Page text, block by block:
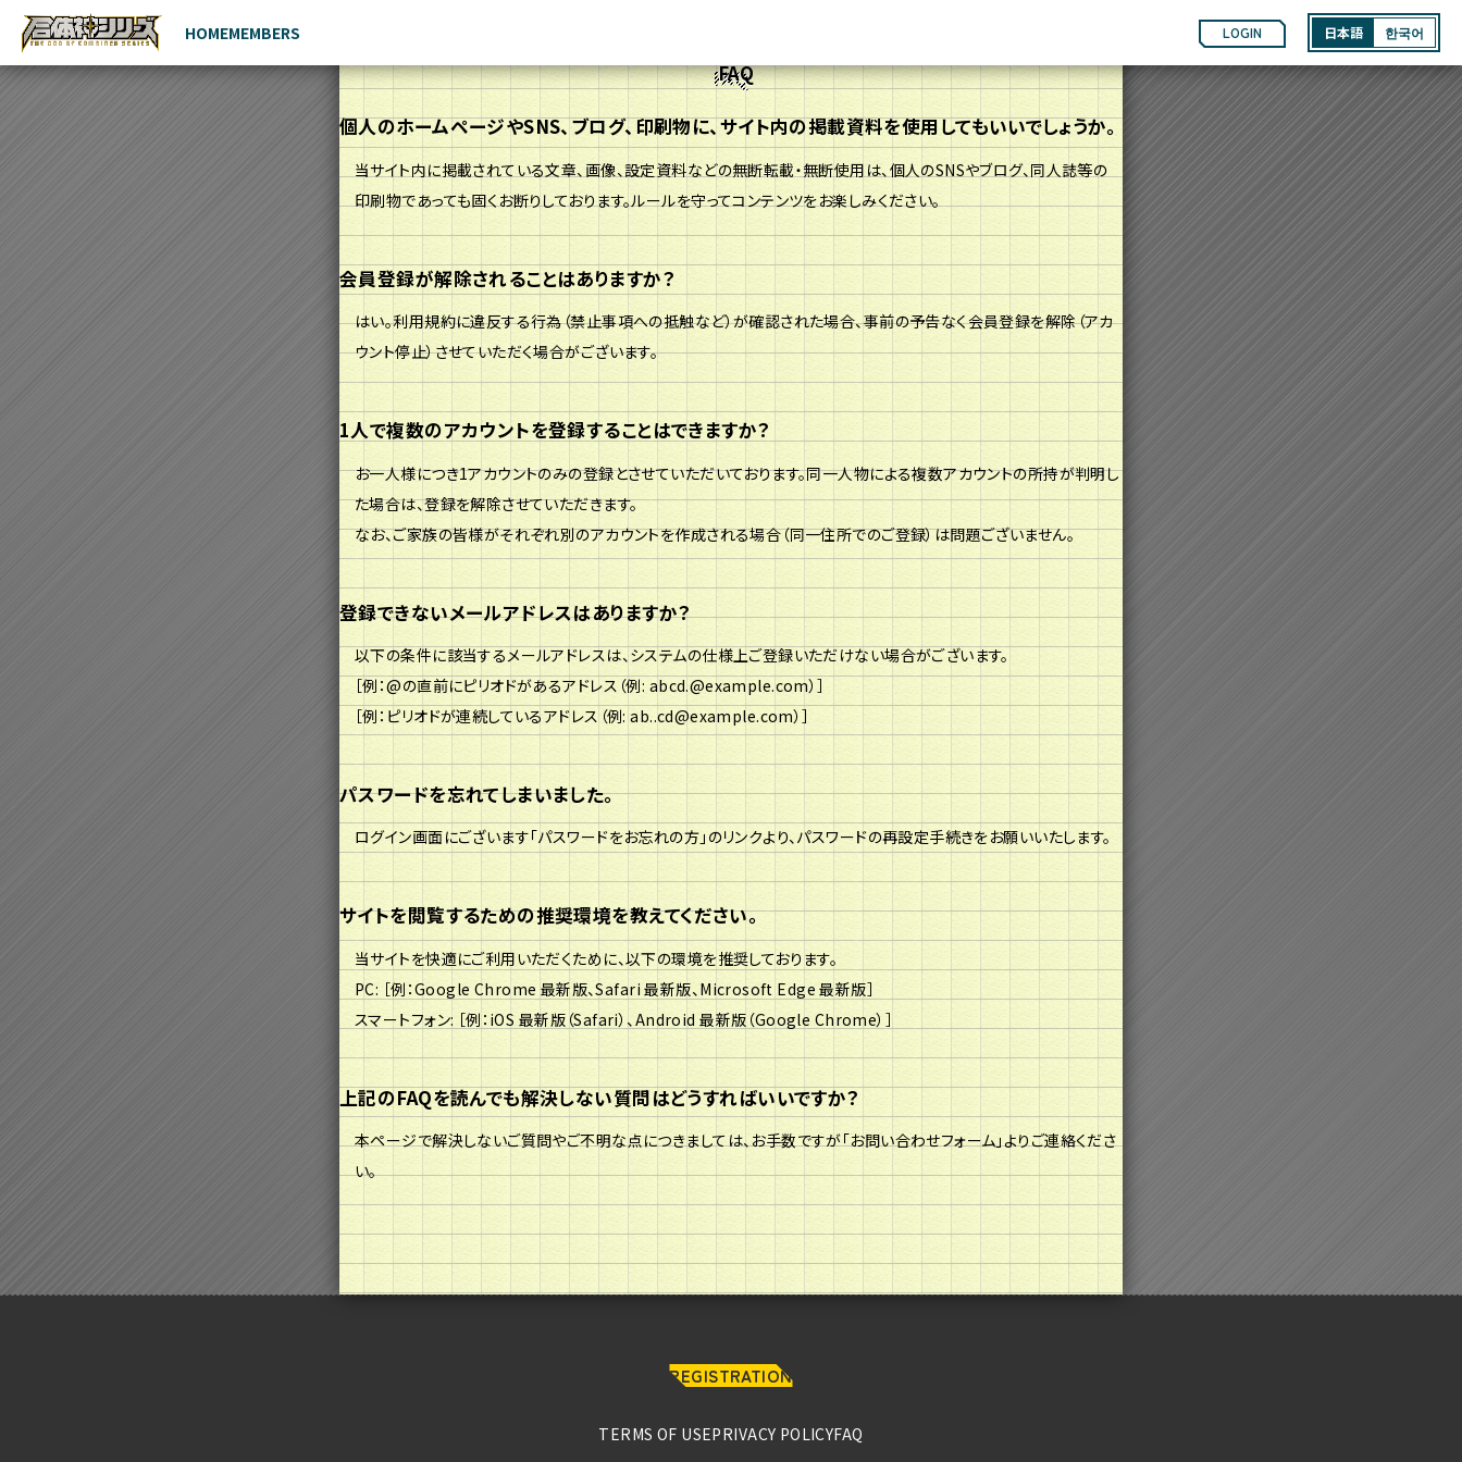
HOMEMEMBERS LOGIN 日本語 한국어
HOME
MEMBERS
FAQ
個人のホームページやSNS、ブログ、印刷物に、サイト内の掲載資料を使用してもいいでしょうか。
当サイト内に掲載されている文章、画像、設定資料などの無断転載・無断使用は、個人のSNSやブログ、同人誌等の
印刷物であっても固くお断りしております。ルールを守ってコンテンツをお楽しみください。
会員登録が解除されることはありますか？
はい。利用規約に違反する行為（禁止事項への抵触など）が確認された場合、事前の予告なく会員登録を解除（アカ
ウント停止）させていただく場合がございます。
1人で複数のアカウントを登録することはできますか？
お一人様につき1アカウントのみの登録とさせていただいております。同一人物による複数アカウントの所持が判明し
た場合は、登録を解除させていただきます。
なお、ご家族の皆様がそれぞれ別のアカウントを作成される場合（同一住所でのご登録）は問題ございません。
登録できないメールアドレスはありますか？
以下の条件に該当するメールアドレスは、システムの仕様上ご登録いただけない場合がございます。
［例：@の直前にピリオドがあるアドレス（例: abcd.@example.com）］
［例：ピリオドが連続しているアドレス（例: ab..cd@example.com）］
パスワードを忘れてしまいました。
ログイン画面にございます「パスワードをお忘れの方」のリンクより、パスワードの再設定手続きをお願いいたします。
サイトを閲覧するための推奨環境を教えてください。
当サイトを快適にご利用いただくために、以下の環境を推奨しております。
PC: ［例：Google Chrome 最新版、Safari 最新版、Microsoft Edge 最新版］
スマートフォン: ［例：iOS 最新版（Safari）、Android 最新版（Google Chrome）］
上記のFAQを読んでも解決しない質問はどうすればいいですか？
本ページで解決しないご質問やご不明な点につきましては、お手数ですが「お問い合わせフォーム」よりご連絡くださ
い。
REGISTRATION
TERMS OF USEPRIVACY POLICYFAQ